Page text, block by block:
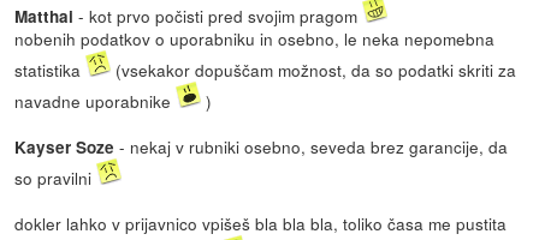
Matthai - kot prvo počisti pred svojim pragom
nobenih podatkov o uporabniku in osebno, le neka nepomebna
statistika
(vsekakor dopuščam možnost, da so podatki skriti za
navadne uporabnike
)
Kayser Soze - nekaj v rubniki osebno, seveda brez garancije, da
so pravilni
dokler lahko v prijavnico vpišeš bla bla bla, toliko časa me pustita